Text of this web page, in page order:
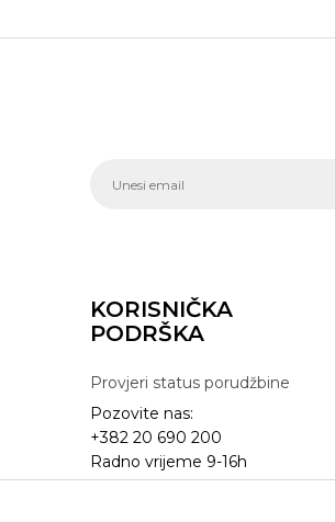
KORISNIČKA
PODRŠKA
Provjeri status porudžbine
Pozovite nas:
+382 20 690 200
Radno vrijeme 9-16h
online@buzzsneakers.me